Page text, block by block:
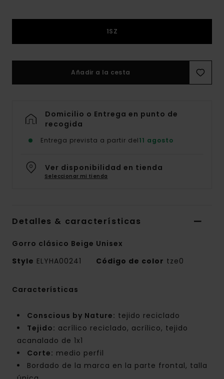
1SZ
Añadir a la cesta
Domicilio o Entrega en punto de
recogida
Entrega prevista a partir del11 agosto
Ver disponibilidad en tienda
Seleccionar mi tienda
Detalles & características
Gorro clásico Beige Unisex
Style ELYHA00241 Código de color tze0
Características
Conscious by Nature: tejido reciclado
Tejido: acrílico reciclado, acrílico, tejido
acanalado de 1x1
Corte: medio perfil
Bordado de la marca en la parte frontal, talla